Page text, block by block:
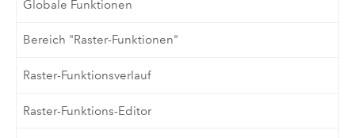
Globale Funktionen
Bereich "Raster-Funktionen"
Raster-Funktionsverlauf
Raster-Funktions-Editor